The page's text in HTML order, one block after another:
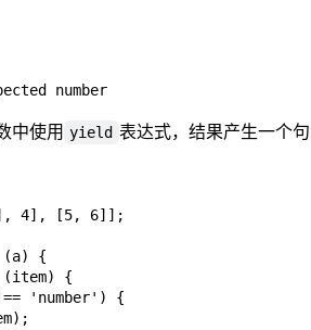
中使用 yield 表达式，结果产生一个句
4], [5, 6]];
(a) {
{
'number') {